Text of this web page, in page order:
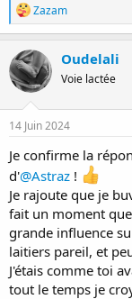
R
é
a
c
t
i
o
n
s
Zazam
Oudelali
Voie lactée
14 Juin 2024
Je confirme la
d'@Astraz !
Je rajoute que je
fait un moment
grande influence
laitiers pareil, et
J'étais comme toi
tout le temps je